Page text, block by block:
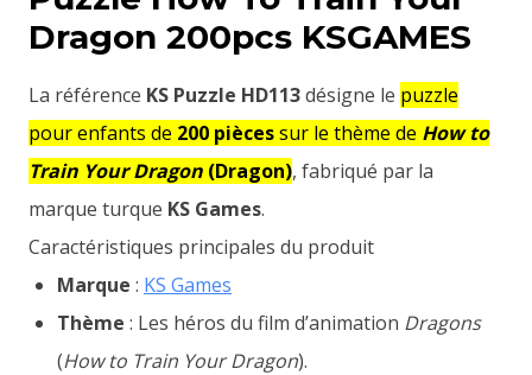
Dragon 200pcs KSGAMES
La référence KS Puzzle HD113désigne le puzzle
pour enfants de 200 piècessur le thème de How to
Train Your Dragon (Dragon), fabriqué par la
marque turque KS Games.
Caractéristiques principales du produit
Marque : KS Games
Thème : Les héros du film d’animation Dragons
(How to Train Your Dragon).